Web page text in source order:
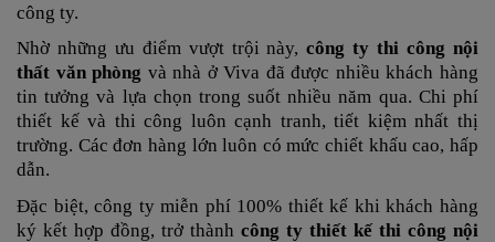
công ty.
Nhờ những ưu điểm vượt trội này,công ty thi công nội
thất văn phòng và nhà ở Viva đã được nhiều khách hàng
tin tưởng và lựa chọn trong suốt nhiều năm qua. Chi phí
thiết kế và thi công luôn cạnh tranh, tiết kiệm nhất thị
trường. Các đơn hàng lớn luôn có mức chiết khấu cao, hấp
dẫn.
Đặc biệt, công ty miễn phí 100% thiết kế khi khách hàng
ký kết hợp đồng, trở thành công ty thiết kế thi công nội